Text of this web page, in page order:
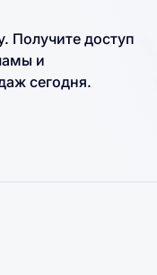
Получите доступ
и
сегодня.